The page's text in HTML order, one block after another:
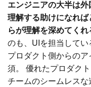
エンジニアの大半は
理解する助けになれ
らが理解を深めてくれ
のも、UIを担当して
プロダクト側からの
須。 優れたプロダク
チームのシームレスな